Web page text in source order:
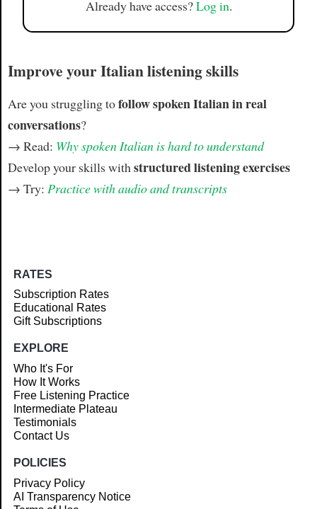
Already have access?Log in.
Improve your Italian listening skills
Are you struggling tofollow spoken Italian in real
conversations?
→ Read: Why spoken Italian is hard to understand
Develop your skills withstructured listening exercises
→ Try: Practice with audio and transcripts
RATES
Subscription Rates
Educational Rates
Gift Subscriptions
EXPLORE
Who It's For
How It Works
Free Listening Practice
Intermediate Plateau
Testimonials
Contact Us
POLICIES
Privacy Policy
AI Transparency Notice